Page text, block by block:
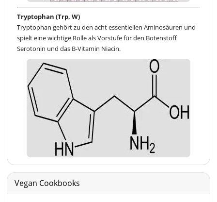
Tryptophan (Trp, W)
Tryptophan gehört zu den acht essentiellen Aminosäuren und
spielt eine wichtige Rolle als Vorstufe für den Botenstoff
Serotonin und das B-Vitamin Niacin.
Vegan Cookbooks